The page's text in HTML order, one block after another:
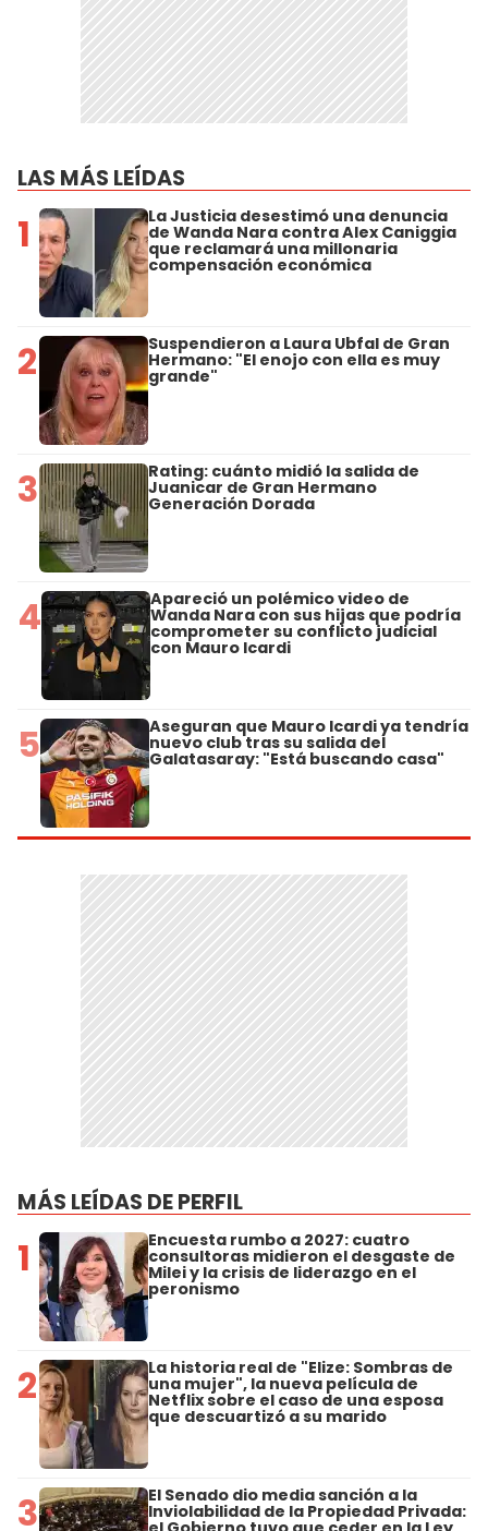
LAS MÁS LEÍDAS
1 La Justicia desestimó una denuncia
de Wanda Nara contra Alex Caniggia
que reclamará una millonaria
compensación económica
2 Suspendieron a Laura Ubfal de Gran
Hermano: "El enojo con ella es muy
grande"
3 Rating: cuánto midió la salida de
Juanicar de Gran Hermano
Generación Dorada
4 Apareció un polémico video de
Wanda Nara con sus hijas que podría
comprometer su conflicto judicial
con Mauro Icardi
5 Aseguran que Mauro Icardi ya tendría
nuevo club tras su salida del
Galatasaray: "Está buscando casa"
MÁS LEÍDAS DE PERFIL
1 Encuesta rumbo a 2027: cuatro
consultoras midieron el desgaste de
Milei y la crisis de liderazgo en el
peronismo
2 La historia real de "Elize: Sombras de
una mujer", la nueva película de
Netflix sobre el caso de una esposa
que descuartizó a su marido
3 El Senado dio media sanción a la
Inviolabilidad de la Propiedad Privada: